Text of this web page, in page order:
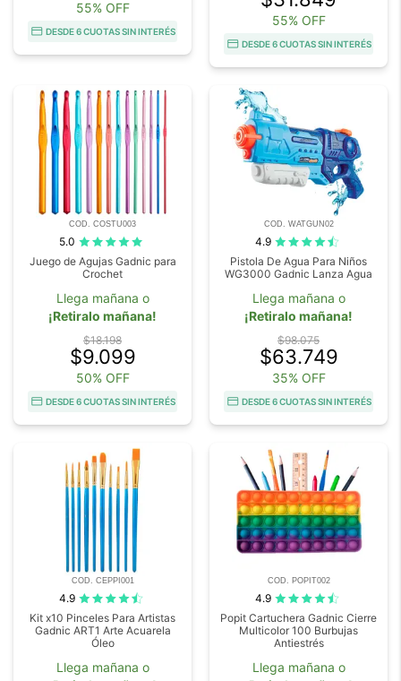
55% OFF
DESDE 6 CUOTAS SIN INTERÉS
55% OFF
DESDE 6 CUOTAS SIN INTERÉS
COD. COSTU003
5.0
Juego de Agujas Gadnic para
Crochet
Llega mañana o
¡Retiralo mañana!
$18.198
$9.099
50% OFF
DESDE 6 CUOTAS SIN INTERÉS
COD. WATGUN02
4.9
Pistola De Agua Para Niños
WG3000 Gadnic Lanza Agua
Llega mañana o
¡Retiralo mañana!
$98.075
$63.749
35% OFF
DESDE 6 CUOTAS SIN INTERÉS
COD. CEPPI001
4.9
Kit x10 Pinceles Para Artistas
Gadnic ART1 Arte Acuarela
Óleo
Llega mañana o
COD. POPIT002
4.9
Popit Cartuchera Gadnic Cierre
Multicolor 100 Burbujas
Antiestrés
Llega mañana o